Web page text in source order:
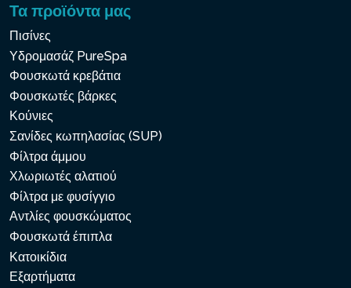
Τα προϊόντα μας
Πισίνες
Υδρομασάζ PureSpa
Φουσκωτά κρεβάτια
Φουσκωτές βάρκες
Κούνιες
Σανίδες κωπηλασίας (SUP)
Φίλτρα άμμου
Χλωριωτές αλατιού
Φίλτρα με φυσίγγιο
Αντλίες φουσκώματος
Φουσκωτά έπιπλα
Κατοικίδια
Εξαρτήματα